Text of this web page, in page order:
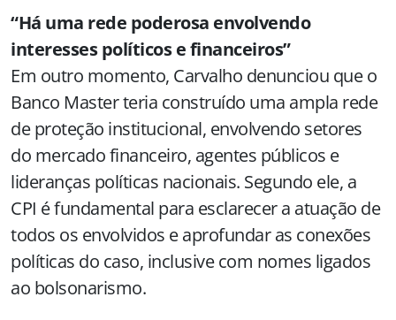
“Há uma rede poderosa envolvendo
interesses políticos e financeiros”
Em outro momento, Carvalho denunciou que o
Banco Master teria construído uma ampla rede
de proteção institucional, envolvendo setores
do mercado financeiro, agentes públicos e
lideranças políticas nacionais. Segundo ele, a
CPI é fundamental para esclarecer a atuação de
todos os envolvidos e aprofundar as conexões
políticas do caso, inclusive com nomes ligados
ao bolsonarismo.